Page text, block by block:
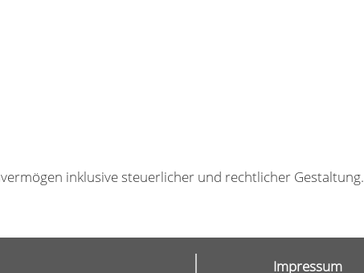
inklusive steuerlicher und rechtlicher Gestaltung.
Impressum